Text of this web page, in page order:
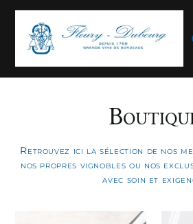
contenu
Retrouvez ici la sélection de nos
nos propres vignobles ou nos
avec soin et